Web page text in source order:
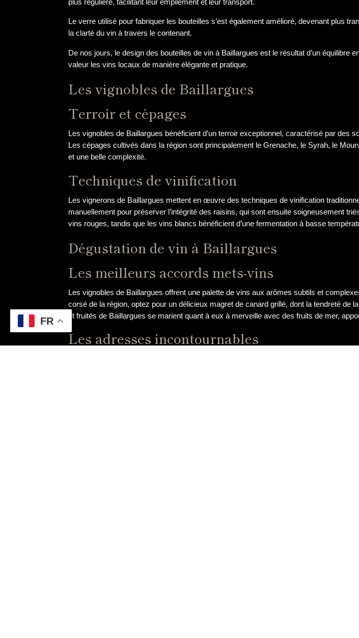
plus régulière, facilitant leur empilement et leur transport.
Le verre utilisé pour fabriquer les bouteilles s’est également amélioré, devenant plus
la clarté du vin à travers le contenant.
De nos jours, le design des bouteilles de vin à Baillargues est le résultat d’un équilibre
valeur les vins locaux de manière élégante et pratique.
Les vignobles de Baillargues
Terroir et cépages
Les vignobles de Baillargues bénéficient d’un terroir exceptionnel, caractérisé par des
Les cépages cultivés dans la région sont principalement le Grenache, le Syrah, le
et une belle complexité.
Techniques de vinification
Les vignerons de Baillargues mettent en œuvre des techniques de vinification
manuellement pour préserver l’intégrité des raisins, qui sont ensuite soigneusement
vins rouges, tandis que les vins blancs bénéficient d’une fermentation à basse
Dégustation de vin à Baillargues
Les meilleurs accords mets-vins
Les vignobles de Baillargues offrent une palette de vins aux arômes subtils et
corsé de la région, optez pour un délicieux magret de canard grillé, dont la tendreté
et fruités de Baillargues se marient quant à eux à merveille avec des fruits de mer,
Les adresses incontournables
FR